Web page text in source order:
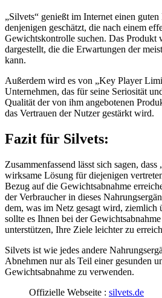
„Silvets“ genießt im Internet einen
denjenigen geschätzt, die nach einem
Gewichtskontrolle suchen. Das Produkt
dargestellt, die die Erwartungen der
kann.
Außerdem wird es von „Key Player
Unternehmen, das für seine Seriosität
Qualität der von ihm angebotenen
das Vertrauen der Nutzer gestärkt wird.
Fazit für Silvets:
Zusammenfassend lässt sich sagen,
wirksame Lösung für diejenigen
Bezug auf die Gewichtsabnahme
der Verbraucher in dieses
dem, was im Netz gesagt wird, ziemlich
sollte es Ihnen bei der
unterstützen, Ihre Ziele leichter zu
Silvets ist wie jedes andere
Abnehmen nur als Teil einer gesunden
Gewichtsabnahme zu verwenden.
Offizielle Webseite : silvets.de